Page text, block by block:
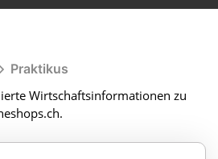
Praktikus
Wirtschaftsinformationen zu